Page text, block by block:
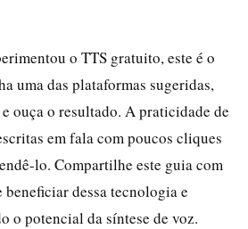
o TTS gratuito, este é o
uma das plataformas sugeridas,
ouça o resultado. A praticidade de
em fala com poucos cliques
lo. Compartilhe este guia com
beneficiar dessa tecnologia e
o potencial da síntese de voz.